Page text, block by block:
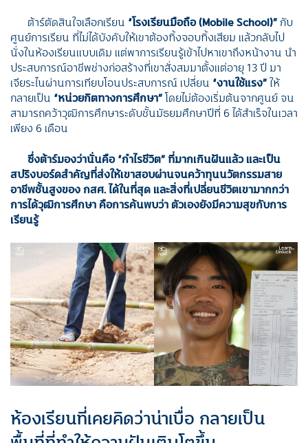
ต้าร์ตัดสินใจเลือกเรียน “โรงเรียนมือถือ (Mobile School)” กับ
ศูนย์การเรียน ที่ไม่ได้บังคับให้เขาต้องทิ้งจอบทิ้งเสียม แล้วกลับไป
นั่งในห้องเรียนแบบเดิม แต่พาการเรียนรู้เข้าไปหาเขาถึงหน้างาน นำ
ประสบการณ์อาชีพช่างก่อสร้างที่เขาสั่งสมมาตั้งแต่อายุ 13 ปี มา
เจียระไนผ่านการเทียบโอนประสบการณ์ เปลี่ยน “งานใช้แรง”ให้
กลายเป็น “หน่วยกิตทางการศึกษา”โดยไม่ต้องเริ่มต้นจากศูนย์ จน
สามารถคว้าวุฒิการศึกษาระดับชั้นมัธยมศึกษาปีที่ 6 ได้สำเร็จในเวลา
เพียง 6 เดือน
ซึ่งต้าร์มองว่านั่นคือ“กำไรชีวิต” ที่มากเกินฝันแล้ว และเป็น
สปริงบอร์ดสำคัญที่ส่งให้เขาสอบผ่านจนคว้าทุนนวัตกรรมสาย
อาชีพชั้นสูงของ กสศ. ได้ในที่สุด และสิ่งที่เปลี่ยนชีวิตเขามากกว่า
การได้วุฒิการศึกษา คือการค้นพบว่า ตัวเองยังมีความสุขกับการ
เรียนรู้
ห้องเรียนที่เคยคิดว่าน่าเบื่อ กลายเป็น